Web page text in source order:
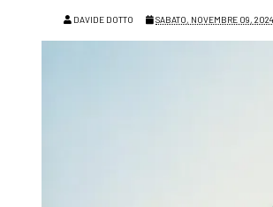
DAVIDE DOTTO SABATO, NOVEMBRE 09, 2024